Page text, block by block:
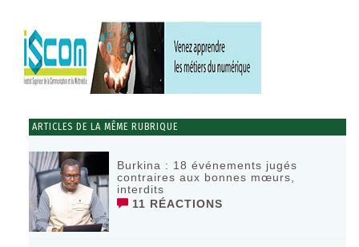
ARTICLES DE LA MÊME RUBRIQUE
Burkina : 18 événements jugés
contraires aux bonnes mœurs,
interdits
11 RÉACTIONS